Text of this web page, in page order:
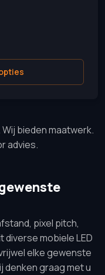
bieden maatwerk.
advies.
pixel pitch,
mobiele LED
elke gewenste
denken graag met u